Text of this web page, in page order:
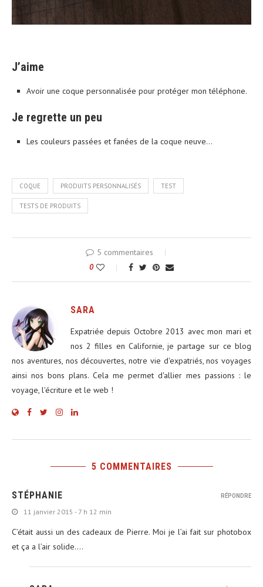
J’aime
Avoir une coque personnalisée pour protéger mon téléphone.
Je regrette un peu
Les couleurs passées et fanées de la coque neuve…
COQUE PRODUITS PERSONNALISÉS TEST
TESTS DE PRODUITS
5 commentaires
0
SARA
Expatriée depuis Octobre 2013 avec mon mari et
nos 2 filles en Californie, je partage sur ce blog
nos aventures, nos découvertes, notre vie d'expatriés, nos voyages
ainsi nos bons plans. Cela me permet d'allier mes passions : le
voyage, l'écriture et le web !
5 COMMENTAIRES
STÉPHANIE
11 janvier 2015 - 7 h 12 min
C’était aussi un des cadeaux de Pierre. Moi je l’ai fait sur photobox
et ça a l’air solide….
RÉPONDRE